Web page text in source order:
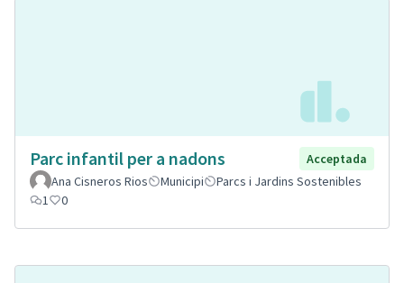
Parc infantil per a nadons
Acceptada
Ana Cisneros Rios
Municipi
Parcs i Jardins Sostenibles
1
0